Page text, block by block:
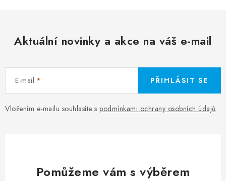
Aktuální novinky a akce na váš e-mail
E-mail
Vložením e-mailu souhlasíte s podmínkami ochrany osobních údajů
PŘIHLÁSIT SE
Pomůžeme vám s výběrem